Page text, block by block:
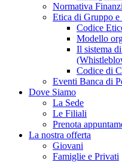
Normativa
Etica di Gruppo
Codice
Modello
Il sistema
Codice di
Eventi Banca di
Dove Siamo
La Sede
Le Filiali
Prenota
La nostra offerta
Giovani
Famiglie e Privati